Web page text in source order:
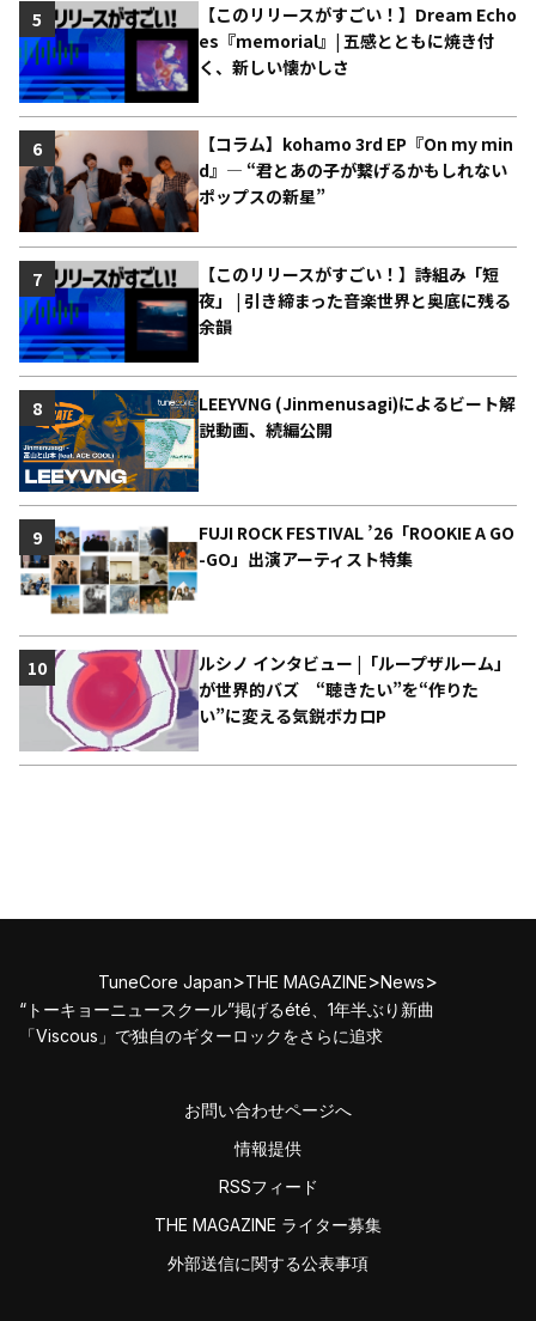
【このリリースがすごい！】Dream Echo
es『memorial』| 五感とともに焼き付
く、新しい懐かしさ
5
【コラム】kohamo 3rd EP『On my min
d』― “君とあの子が繋げるかもしれない
ポップスの新星”
6
【このリリースがすごい！】詩組み「短
夜」 | 引き締まった音楽世界と奥底に残る
余韻
7
LEEYVNG (Jinmenusagi)によるビート解
説動画、続編公開
8
FUJI ROCK FESTIVAL ’26「ROOKIE A GO
-GO」出演アーティスト特集
9
ルシノ インタビュー |「ループザルーム」
が世界的バズ “聴きたい”を“作りた
い”に変える気鋭ボカロP
10
TuneCore Japan>THE MAGAZINE>News>
“トーキョーニュースクール”掲げるété、1年半ぶり新曲
「Viscous」で独自のギターロックをさらに追求
お問い合わせページへ
情報提供
RSSフィード
THE MAGAZINE ライター募集
外部送信に関する公表事項